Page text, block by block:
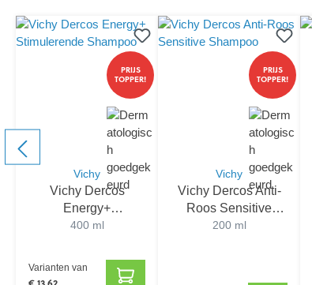
PRIJS
TOPPER!
Vichy
Vichy Dercos
Energy+
Stimulerende
400 ml
Varianten van
PRIJS
TOPPER!
Vichy
Vichy Dercos Anti-
Roos Sensitive
Shampoo
200 ml